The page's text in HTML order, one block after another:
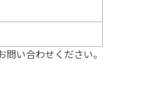
い合わせください。